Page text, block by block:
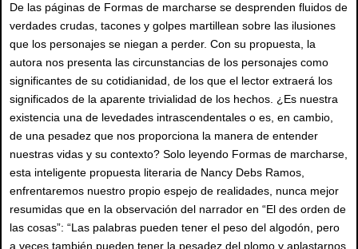
De las páginas de Formas de marcharse se desprenden fluidos de
verdades crudas, tacones y golpes martillean sobre las ilusiones
que los personajes se niegan a perder. Con su propuesta, la
autora nos presenta las circunstancias de los personajes como
significantes de su cotidianidad, de los que el lector extraerá los
significados de la aparente trivialidad de los hechos. ¿Es nuestra
existencia una de levedades intrascendentales o es, en cambio,
de una pesadez que nos proporciona la manera de entender
nuestras vidas y su contexto? Solo leyendo Formas de marcharse,
esta inteligente propuesta literaria de Nancy Debs Ramos,
enfrentaremos nuestro propio espejo de realidades, nunca mejor
resumidas que en la observación del narrador en “El des orden de
las cosas”: “Las palabras pueden tener el peso del algodón, pero
a veces también pueden tener la pesadez del plomo y aplastarnos